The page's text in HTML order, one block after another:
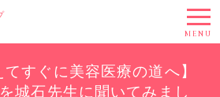
MENU
てすぐに美容医療の道へ】
城石先生に聞いてみまし